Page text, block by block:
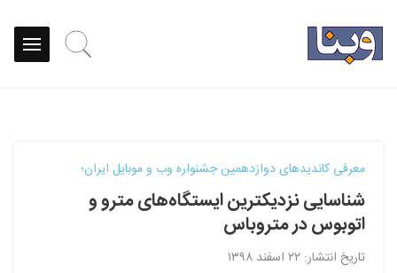
معرفی کاندیدهای دوازدهمین جشنواره وب و موبایل ایران؛
شناسایی نزدیکترین ایستگاه‌های مترو و
اتوبوس در متروباس
تاریخ انتشار: ۲۲ اسفند ۱۳۹۸